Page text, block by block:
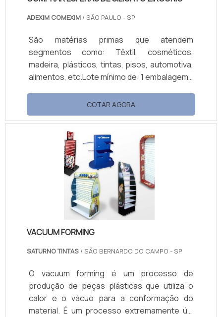
ADEXIM COMEXIM / SÃO PAULO - SP
São matérias primas que atendem
segmentos como: Têxtil, cosméticos,
madeira, plásticos, tintas, pisos, automotiva,
alimentos, etc.Lote mínimo de: 1 embalagem -
o cliente espera receber o melhor produto
do segmento presente no mercado. Este
produto é produzido em alta qualidade
técnica e com utilização em vários
segmentos da indústria no mundo.As
esferas de silicato de zircônio são utilizadas
em uma grande variedade de aplicações
como esferas de moagem.
COTAR AGORA
VACUUM FORMING
SATURNO TINTAS / SÃO BERNARDO DO CAMPO - SP
O vacuum forming é um processo de
produção de peças plásticas que utiliza o
calor e o vácuo para a conformação do
material. É um processo extremamente útil